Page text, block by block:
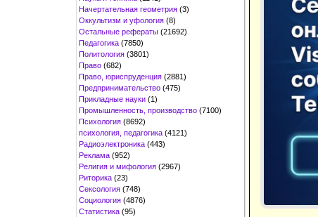
Начертательная геометрия (3)
Оккультизм и уфология (8)
Остальные рефераты (21692)
Педагогика (7850)
Политология (3801)
Право (682)
Право, юриспруденция (2881)
Предпринимательство (475)
Прикладные науки (1)
Промышленность, производство (7100)
Психология (8692)
психология, педагогика (4121)
Радиоэлектроника (443)
Реклама (952)
Религия и мифология (2967)
Риторика (23)
Сексология (748)
Социология (4876)
Статистика (95)